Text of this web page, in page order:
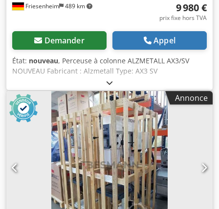
Friesenheim 489 km 9 980 €
prix fixe hors TVA
Demander Appel
État: nouveau, Perceuse à colonne ALZMETALL AX3/SV
NOUVEAU Fabricant : Alzmetall Type: AX3 SV
État : Nouveau Capacité de perçage acier 40 mm Acier à
tarauder M24 Couler M30 Dodpfx Ahsy S Auze Ajkr Broche
courte MK 3 Course de broche 120 mm Saillie utile 293 mm
Diamètre de la colonne 115 mm Table de machine 515 x
360 mm Table d'écartement des broches 117/701 mm
Rainures en T 2 x 14 x 224 mm Avance 0,1 + 0,2 mm/tour
Hauteur de la machine env. 1840 mm Poids net environ
270 kg Entraînement à variation continue Moteur 750/1500
tr/min Puissance 1,0 / 1,6 kW Vitesse de rotation de la
broche tr/min 80-1125 Équipement supplémentaire : -
Inverseur - Lampe LED pour machines - Dispositif coupe-fil
- Dispositif de refroidissement B Disponible
immédiatement en stock
Annonce